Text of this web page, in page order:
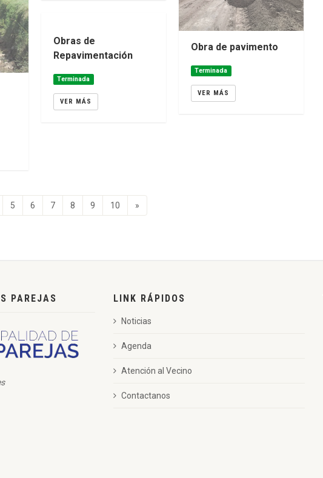
Obra de pavimento
Terminada
VER MÁS
Obras de
Repavimentación
Terminada
VER MÁS
5 6 7 8 9 10 »
PAREJAS LINK RÁPIDOS
Noticias
Agenda
Atención al Vecino
Contactanos